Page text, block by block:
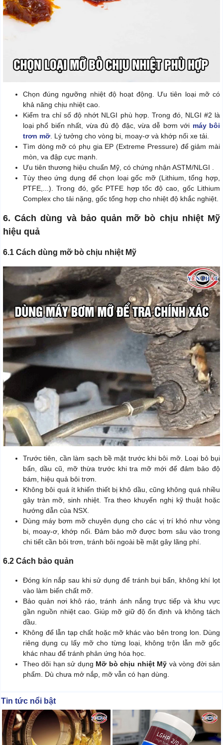
Chọn đúng ngưỡng nhiệt độ hoạt động. Ưu tiên loại mỡ có
khả năng chịu nhiệt cao.
Kiểm tra chỉ số độ nhớt NLGI phù hợp. Trong đó, NLGI #2 là
loại phổ biến nhất, vừa đủ độ đặc, vừa dễ bơm với máy bôi
trơn mỡ. Lý tưởng cho vòng bi, moay-ơ và khớp nối xe tải.
Tìm dòng mỡ có phụ gia EP (Extreme Pressure) để giảm mài
mòn, va đập cực mạnh.
Ưu tiên thương hiệu chuẩn Mỹ, có chứng nhận ASTM/NLGI .
Tùy theo ứng dụng để chọn loại gốc mỡ (Lithium, tổng hợp,
PTFE,...). Trong đó, gốc PTFE hợp tốc độ cao, gốc Lithium
Complex cho tải nặng, gốc tổng hợp cho nhiệt độ khắc nghiệt.
6. Cách dùng và bảo quản mỡ bò chịu nhiệt Mỹ
hiệu quả
6.1 Cách dùng mỡ bò chịu nhiệt Mỹ
Trước tiên, cần làm sạch bề mặt trước khi bôi mỡ. Loại bỏ bụi
bẩn, dầu cũ, mỡ thừa trước khi tra mỡ mới để đảm bảo độ
bám, hiệu quả bôi trơn.
Không bôi quá ít khiến thiết bị khô dầu, cũng không quá nhiều
gây tràn mỡ, sinh nhiệt. Tra theo khuyến nghị kỹ thuật hoặc
hướng dẫn của NSX.
Dùng máy bơm mỡ chuyên dụng cho các vị trí khó như vòng
bi, moay-ơ, khớp nối. Đảm bảo mỡ được bơm sâu vào trong
chi tiết cần bôi trơn, tránh bôi ngoài bề mặt gây lãng phí.
6.2 Cách bảo quản
Đóng kín nắp sau khi sử dụng để tránh bụi bẩn, không khí lọt
vào làm biến chất mỡ.
Bảo quản nơi khô ráo, tránh ánh nắng trực tiếp và khu vực
gần nguồn nhiệt cao. Giúp mỡ giữ độ ổn định và không tách
dầu.
Không để lẫn tạp chất hoặc mỡ khác vào bên trong lon. Dùng
riêng dụng cụ lấy mỡ cho từng loại, không trộn lẫn mỡ gốc
khác nhau để tránh phản ứng hóa học.
Theo dõi hạn sử dụng Mỡ bò chịu nhiệt Mỹ và vòng đời sản
phẩm. Dù chưa mở nắp, mỡ vẫn có hạn dùng.
Tin tức nổi bật